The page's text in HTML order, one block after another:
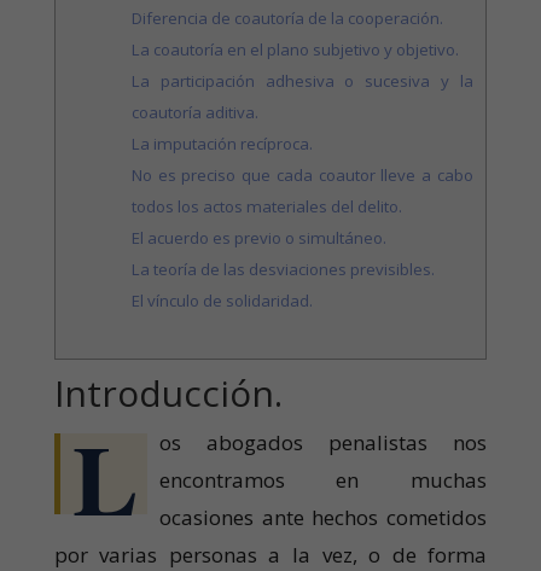
Diferencia de coautoría de la cooperación.
La coautoría en el plano subjetivo y objetivo.
La participación adhesiva o sucesiva y la
coautoría aditiva.
La imputación recíproca.
No es preciso que cada coautor lleve a cabo
todos los actos materiales del delito.
El acuerdo es previo o simultáneo.
La teoría de las desviaciones previsibles.
El vínculo de solidaridad.
Introducción.
L
os abogados penalistas nos
encontramos en muchas
ocasiones ante hechos cometidos
por varias personas a la vez, o de forma